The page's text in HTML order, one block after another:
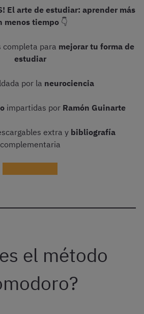
El arte de estudiar: aprender más
menos tiempo👇
completa para mejorar tu forma de
estudiar
por la neurociencia
impartidas por Ramón Guinarte
extra y bibliografía
complementaria
el método